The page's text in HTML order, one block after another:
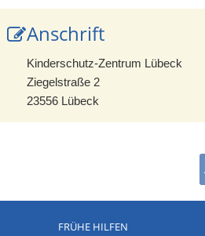
Anschrift
Kinderschutz-Zentrum Lübeck
Ziegelstraße 2
23556 Lübeck
FRÜHE HILFEN